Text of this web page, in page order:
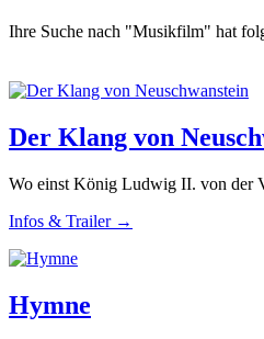
Ihre Suche nach "Musikfilm" hat
Der Klang von
Wo einst König Ludwig II. von der
Infos & Trailer →
Hymne